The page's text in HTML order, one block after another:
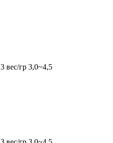
вес/гр 3,0~4,5